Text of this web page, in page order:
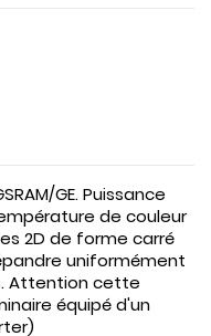
GE. Puissance
de couleur
2D de forme carré
uniformément
Attention cette
équipé d'un